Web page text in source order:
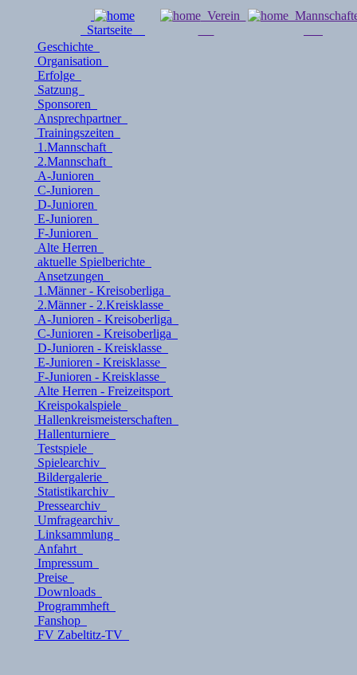
Startseite
Verein
Geschichte
Organisation
Erfolge
Satzung
Sponsoren
Ansprechpartner
Trainingszeiten
1.Mannschaft
2.Mannschaft
A-Junioren
C-Junioren
D-Junioren
E-Junioren
F-Junioren
Alte Herren
aktuelle Spielberichte
Ansetzungen
1.Männer - Kreisoberliga
2.Männer - 2.Kreisklasse
A-Junioren - Kreisoberliga
C-Junioren - Kreisoberliga
D-Junioren - Kreisklasse
E-Junioren - Kreisklasse
F-Junioren - Kreisklasse
Alte Herren - Freizeitsport
Kreispokalspiele
Hallenkreismeisterschaften
Hallenturniere
Testspiele
Spielearchiv
Bildergalerie
Statistikarchiv
Pressearchiv
Umfragearchiv
Linksammlung
Anfahrt
Impressum
Preise
Downloads
Programmheft
Fanshop
FV Zabeltitz-TV